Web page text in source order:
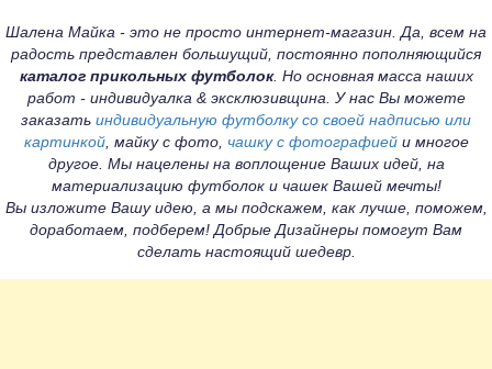
Шалена Майка - это не просто интернет-магазин. Да, всем на
радость представлен большущий, постоянно пополняющийся
каталог прикольных футболок. Но основная масса наших
работ - индивидуалка & эксклюзивщина. У нас Вы можете
заказать индивидуальную футболку со своей надписью или
картинкой, майку с фото, чашку с фотографиейи многое
другое. Мы нацелены на воплощение Ваших идей, на
материализацию футболок и чашек Вашей мечты!
Вы изложите Вашу идею, а мы подскажем, как лучше, поможем,
доработаем, подберем! Добрые Дизайнеры помогут Вам
сделать настоящий шедевр.